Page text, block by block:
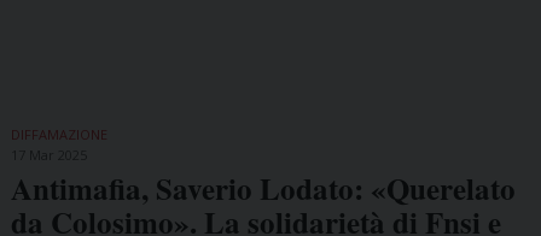
DIFFAMAZIONE
Antimafia, Saverio Lodato: «Querelato
da Colosimo». La solidarietà di Fnsi e